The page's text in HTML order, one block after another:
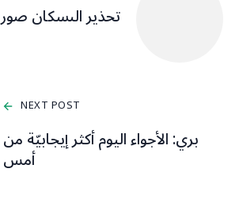
تحذير الىسكان صور
NEXT POST
بري: الأجواء اليوم أكثر إيجابيّة من
أمس